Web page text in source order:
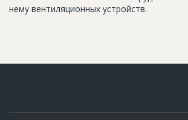
нему вентиляционных устройств.